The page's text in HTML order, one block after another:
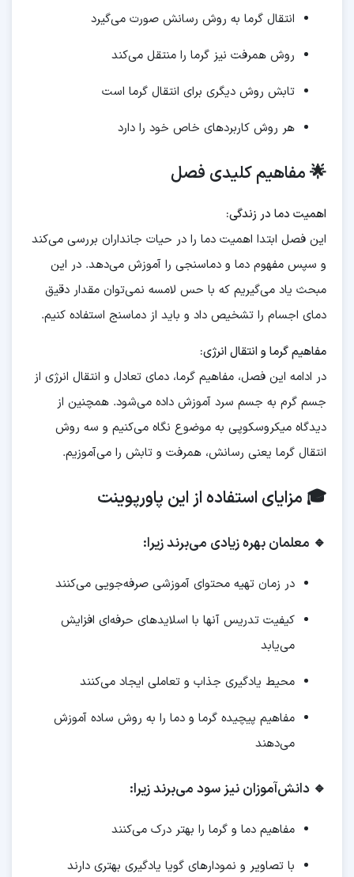
انتقال گرما به روش رسانش صورت می‌گیرد
روش همرفت نیز گرما را منتقل می‌کند
تابش روش دیگری برای انتقال گرما است
هر روش کاربردهای خاص خود را دارد
🌟 مفاهیم کلیدی فصل
اهمیت دما در زندگی:
این فصل ابتدا اهمیت دما را در حیات جانداران بررسی می‌کند
و سپس مفهوم دما و دماسنجی را آموزش می‌دهد. در این
مبحث یاد می‌گیریم که با حس لامسه نمی‌توان مقدار دقیق
دمای اجسام را تشخیص داد و باید از دماسنج استفاده کنیم.
مفاهیم گرما و انتقال انرژی:
در ادامه این فصل، مفاهیم گرما، دمای تعادل و انتقال انرژی از
جسم گرم به جسم سرد آموزش داده می‌شود. همچنین از
دیدگاه میکروسکوپی به موضوع نگاه می‌کنیم و سه روش
انتقال گرما یعنی رسانش، همرفت و تابش را می‌آموزیم.
🎓 مزایای استفاده از این پاورپوینت
🔹 معلمان بهره زیادی می‌برند زیرا:
در زمان تهیه محتوای آموزشی صرفه‌جویی می‌کنند
کیفیت تدریس آنها با اسلایدهای حرفه‌ای افزایش
می‌یابد
محیط یادگیری جذاب و تعاملی ایجاد می‌کنند
مفاهیم پیچیده گرما و دما را به روش ساده آموزش
می‌دهند
🔹 دانش‌آموزان نیز سود می‌برند زیرا:
مفاهیم دما و گرما را بهتر درک می‌کنند
با تصاویر و نمودارهای گویا یادگیری بهتری دارند